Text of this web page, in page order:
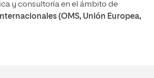
y consultoría en el ámbito de
(OMS, Unión Europea,